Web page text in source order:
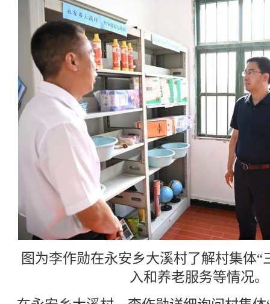
图为李作勋在永安乡大溪村了解村集体“
入和养老服务等情况。